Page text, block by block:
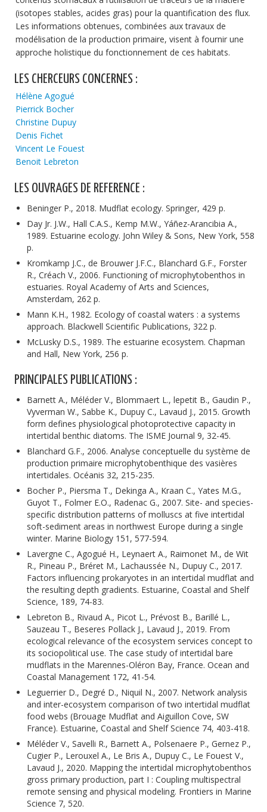
(isotopes stables, acides gras) pour la quantification des flux.
Les informations obtenues, combinées aux travaux de
modélisation de la production primaire, visent à fournir une
approche holistique du fonctionnement de ces habitats.
LES CHERCEURS CONCERNES :
Hélène Agogué
Pierrick Bocher
Christine Dupuy
Denis Fichet
Vincent Le Fouest
Benoit Lebreton
LES OUVRAGES DE REFERENCE :
Beninger P., 2018. Mudflat ecology. Springer, 429 p.
Day Jr. J.W., Hall C.A.S., Kemp M.W., Yáñez-Arancibia A.,
1989. Estuarine ecology. John Wiley & Sons, New York, 558
p.
Kromkamp J.C., de Brouwer J.F.C., Blanchard G.F., Forster
R., Créach V., 2006. Functioning of microphytobenthos in
estuaries. Royal Academy of Arts and Sciences,
Amsterdam, 262 p.
Mann K.H., 1982. Ecology of coastal waters : a systems
approach. Blackwell Scientific Publications, 322 p.
McLusky D.S., 1989. The estuarine ecosystem. Chapman
and Hall, New York, 256 p.
PRINCIPALES PUBLICATIONS :
Barnett A., Méléder V., Blommaert L., lepetit B., Gaudin P.,
Vyverman W., Sabbe K., Dupuy C., Lavaud J., 2015. Growth
form defines physiological photoprotective capacity in
intertidal benthic diatoms. The ISME Journal 9, 32-45.
Blanchard G.F., 2006. Analyse conceptuelle du système de
production primaire microphytobenthique des vasières
intertidales. Océanis 32, 215-235.
Bocher P., Piersma T., Dekinga A., Kraan C., Yates M.G.,
Guyot T., Folmer E.O., Radenac G., 2007. Site- and species-
specific distribution patterns of molluscs at five intertidal
soft-sediment areas in northwest Europe during a single
winter. Marine Biology 151, 577-594.
Lavergne C., Agogué H., Leynaert A., Raimonet M., de Wit
R., Pineau P., Bréret M., Lachaussée N., Dupuy C., 2017.
Factors influencing prokaryotes in an intertidal mudflat and
the resulting depth gradients. Estuarine, Coastal and Shelf
Science, 189, 74-83.
Lebreton B., Rivaud A., Picot L., Prévost B., Barillé L.,
Sauzeau T., Beseres Pollack J., Lavaud J., 2019. From
ecological relevance of the ecosystem services concept to
its sociopolitical use. The case study of intertidal bare
mudflats in the Marennes-Oléron Bay, France. Ocean and
Coastal Management 172, 41-54.
Leguerrier D., Degré D., Niquil N., 2007. Network analysis
and inter-ecosystem comparison of two intertidal mudflat
food webs (Brouage Mudflat and Aiguillon Cove, SW
France). Estuarine, Coastal and Shelf Science 74, 403-418.
Méléder V., Savelli R., Barnett A., Polsenaere P., Gernez P.,
Cugier P., Lerouxel A., Le Bris A., Dupuy C., Le Fouest V.,
Lavaud J., 2020. Mapping the intertidal microphytobenthos
gross primary production, part I : Coupling multispectral
remote sensing and physical modeling. Frontiers in Marine
Science 7, 520.